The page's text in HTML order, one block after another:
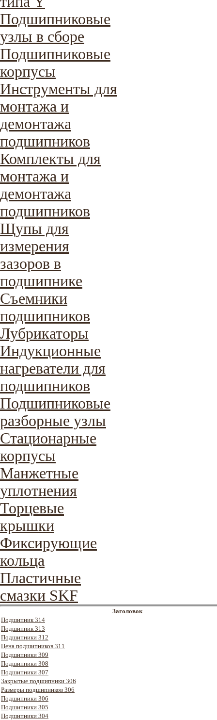
Подшипниковые
узлы в сборе
Подшипниковые
корпусы
Инструменты для
монтажа и
демонтажа
подшипников
Комплекты для
монтажа и
демонтажа
подшипников
Щупы для
измерения
зазоров в
подшипнике
Съемники
подшипников
Лубрикаторы
Индукционные
нагреватели для
подшипников
Подшипниковые
разборные узлы
Стационарные
корпусы
Манжетные
уплотнения
Торцевые
крышки
Фиксирующие
кольца
Пластичные
смазки SKF
Заголовок
Подшипник 314
Подшипник 313
Подшипники 312
Цена подшипников 311
Подшипники 309
Подшипники 308
Подшипники 307
Закрытые подшипники 306
Размеры подшипников 306
Подшипники 306
Подшипники 305
Подшипники 304